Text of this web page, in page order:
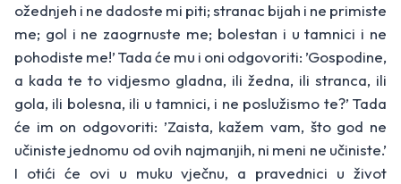
ožednjeh i ne dadoste mi piti; stranac bijah i ne primiste
me; gol i ne zaogrnuste me; bolestan i u tamnici i ne
pohodiste me!’ Tada će mu i oni odgovoriti: ’Gospodine,
a kada te to vidjesmo gladna, ili žedna, ili stranca, ili
gola, ili bolesna, ili u tamnici, i ne poslužismo te?’ Tada
će im on odgovoriti: ­’Zaista, kažem vam, što god ne
učiniste jednomu od ovih najmanjih, ni meni ne učiniste.’
I otići će ovi u muku vječnu, a pravednici u život